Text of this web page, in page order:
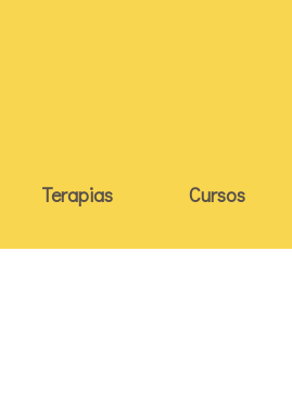
Terapias Cursos